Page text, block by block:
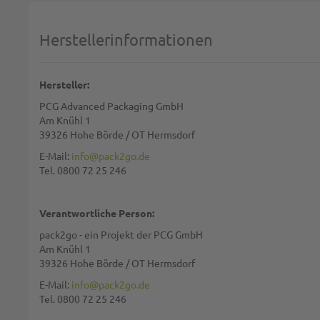
Zusammenfassung:
Bewertung:
Herstellerinformationen
Hersteller:
PCG Advanced Packaging GmbH
Am Knühl 1
39326 Hohe Börde / OT Hermsdorf
E-Mail: info@pack2go.de
Tel. 0800 72 25 246
Verantwortliche Person:
pack2go - ein Projekt der PCG GmbH
Am Knühl 1
39326 Hohe Börde / OT Hermsdorf
E-Mail: info@pack2go.de
Tel. 0800 72 25 246